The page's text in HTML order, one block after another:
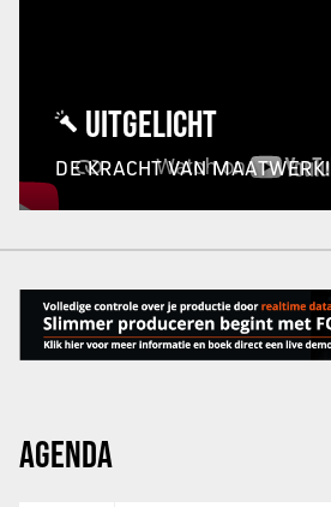
UITGELICHT
DE KRACHT VAN MAATWERK!
AGENDA